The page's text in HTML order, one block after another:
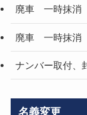
廃車 一時抹消
廃車 一時抹消
ナンバー取付、
名義変更